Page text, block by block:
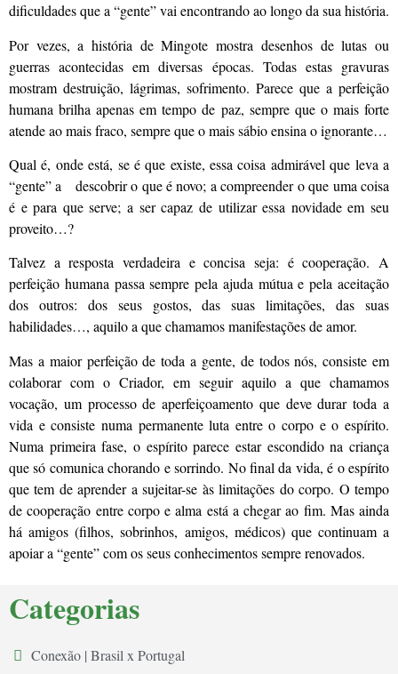
dificuldades que a “gente” vai encontrando ao longo da sua história.
Por vezes, a história de Mingote mostra desenhos de lutas ou
guerras acontecidas em diversas épocas. Todas estas gravuras
mostram destruição, lágrimas, sofrimento. Parece que a perfeição
humana brilha apenas em tempo de paz, sempre que o mais forte
atende ao mais fraco, sempre que o mais sábio ensina o ignorante…
Qual é, onde está, se é que existe, essa coisa admirável que leva a
“gente” a descobrir o que é novo; a compreender o que uma coisa
é e para que serve; a ser capaz de utilizar essa novidade em seu
proveito…?
Talvez a resposta verdadeira e concisa seja: é cooperação. A
perfeição humana passa sempre pela ajuda mútua e pela aceitação
dos outros: dos seus gostos, das suas limitações, das suas
habilidades…, aquilo a que chamamos manifestações de amor.
Mas a maior perfeição de toda a gente, de todos nós, consiste em
colaborar com o Criador, em seguir aquilo a que chamamos
vocação, um processo de aperfeiçoamento que deve durar toda a
vida e consiste numa permanente luta entre o corpo e o espírito.
Numa primeira fase, o espírito parece estar escondido na criança
que só comunica chorando e sorrindo. No final da vida, é o espírito
que tem de aprender a sujeitar-se às limitações do corpo. O tempo
de cooperação entre corpo e alma está a chegar ao fim. Mas ainda
há amigos (filhos, sobrinhos, amigos, médicos) que continuam a
apoiar a “gente” com os seus conhecimentos sempre renovados.
Categorias
Conexão | Brasil x Portugal